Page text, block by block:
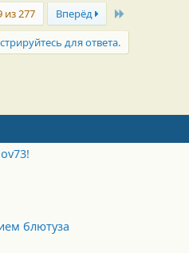
из 277 Вперёд
для ответа.
почта
блютуза